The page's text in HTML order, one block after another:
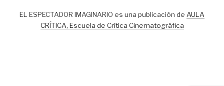
EL ESPECTADOR IMAGINARIO es una publicación de AULA
CRÍTICA, Escuela de Crítica Cinematográfica